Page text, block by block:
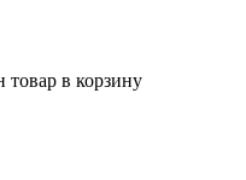
в корзину